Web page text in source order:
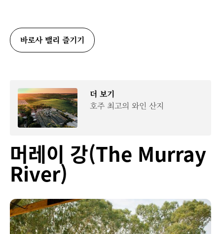
바로사 밸리 즐기기
더 보기
호주 최고의 와인 산지
머레이 강(The Murray
River)